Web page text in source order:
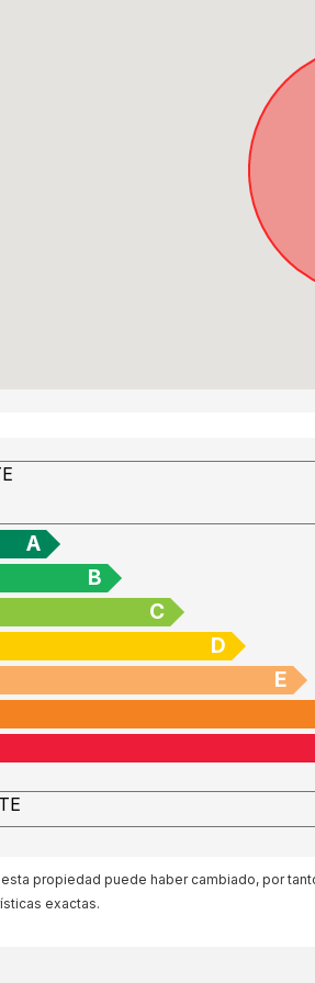
A
B
C
D
E
propiedad puede haber cambiado, por
exactas.